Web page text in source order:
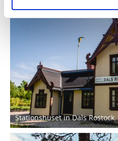
Stationshuset in Dals Rostock.